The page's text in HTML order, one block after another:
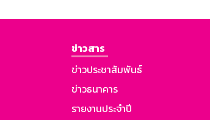
ข่าวสาร
ข่าวประชาสัมพันธ์
ข่าวธนาคาร
รายงานประจำปี